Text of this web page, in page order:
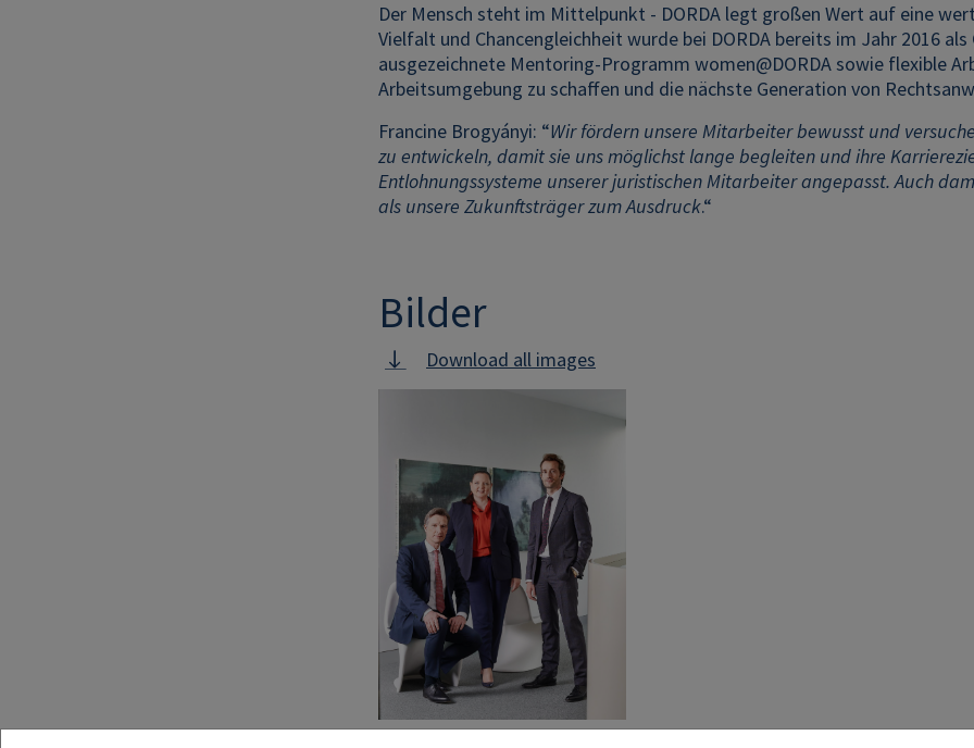
Der Mensch steht im Mittelpunkt - DORDA legt großen Wert auf eine
Vielfalt und Chancengleichheit wurde bei DORDA bereits im Jahr 2016
ausgezeichnete Mentoring-Programm women@DORDA sowie flexible
Arbeitsumgebung zu schaffen und die nächste Generation von
Francine Brogyányi: “Wir fördern unsere Mitarbeiter bewusst und
zu entwickeln, damit sie uns möglichst lange begleiten und ihre
Entlohnungssysteme unserer juristischen Mitarbeiter angepasst. Auch
als unsere Zukunftsträger zum Ausdruck.“
Bilder
Download all images